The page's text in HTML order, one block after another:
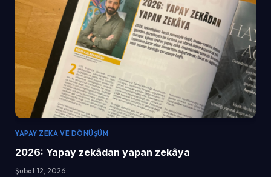
YAPAY ZEKA VE DÖNÜŞÜM
2026: Yapay zekâdan yapan zekâya
Şubat 12, 2026